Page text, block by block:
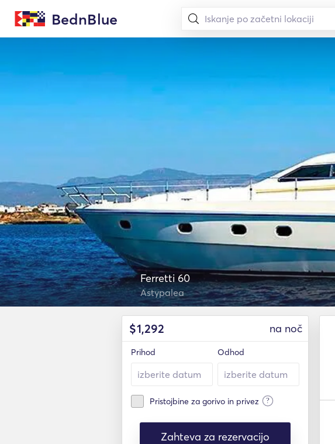
BednBlue
Ferretti 60
Astypalea
$1,292 na noč
Prihod Odhod
Pristojbine za gorivo in privez ?
Zahteva za rezervacijo